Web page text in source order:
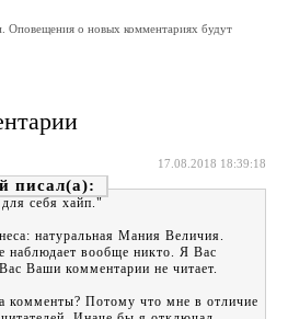
Оповещения о новых комментариях будут
17.08.2018 18:39:18
себя хайп."
натуральная Мания Величия.
наблюдает вообще никто. Я Вас
Ваши комментарии не читает.
комменты? Потому что мне в отличие